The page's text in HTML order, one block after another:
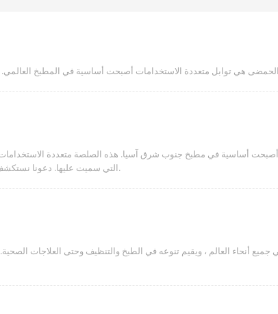
أساسية في مطبخ جنوب شرق آسيا. هذه الصلصة متعددة
التي سميت عليها. دعونا نستكشف التكوين والاختلافات والأهمية الثقافية لهذه الصلصة المحبوبة.
أنحاء العالم ، ويقيم تنوعه في الطبخ والتنظيف وحتى العلاجات الصحية.